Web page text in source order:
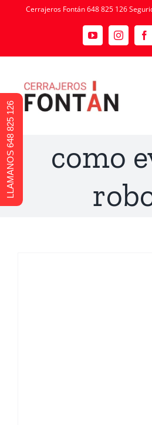
Cerrajeros Fontán 648 825 126
como
LLAMANOS 648 825 126